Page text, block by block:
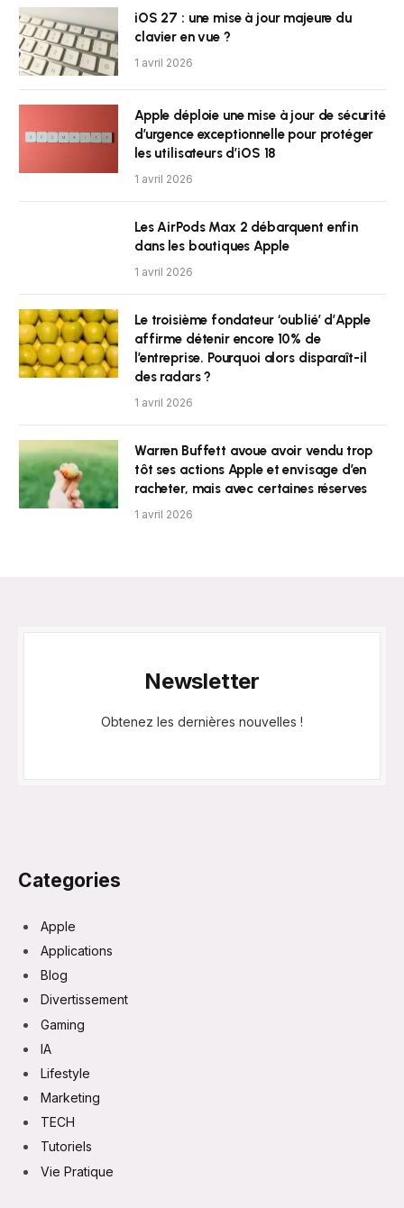
iOS 27 : une mise à jour majeure du
clavier en vue ?
1 avril 2026
Apple déploie une mise à jour de sécurité
d’urgence exceptionnelle pour protéger
les utilisateurs d’iOS 18
1 avril 2026
Les AirPods Max 2 débarquent enfin
dans les boutiques Apple
1 avril 2026
Le troisième fondateur ‘oublié’ d’Apple
affirme détenir encore 10% de
l’entreprise. Pourquoi alors disparaît-il
des radars ?
1 avril 2026
Warren Buffett avoue avoir vendu trop
tôt ses actions Apple et envisage d’en
racheter, mais avec certaines réserves
1 avril 2026
Newsletter
Obtenez les dernières nouvelles !
Categories
Apple
Applications
Blog
Divertissement
Gaming
IA
Lifestyle
Marketing
TECH
Tutoriels
Vie Pratique